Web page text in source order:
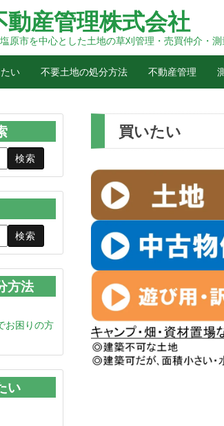
動産管理株式会社
原市を中心とした土地の草刈管理・売買仲介・
い 不要土地の処分方法 不動産管理
買いたい
方法
お困りの方
い